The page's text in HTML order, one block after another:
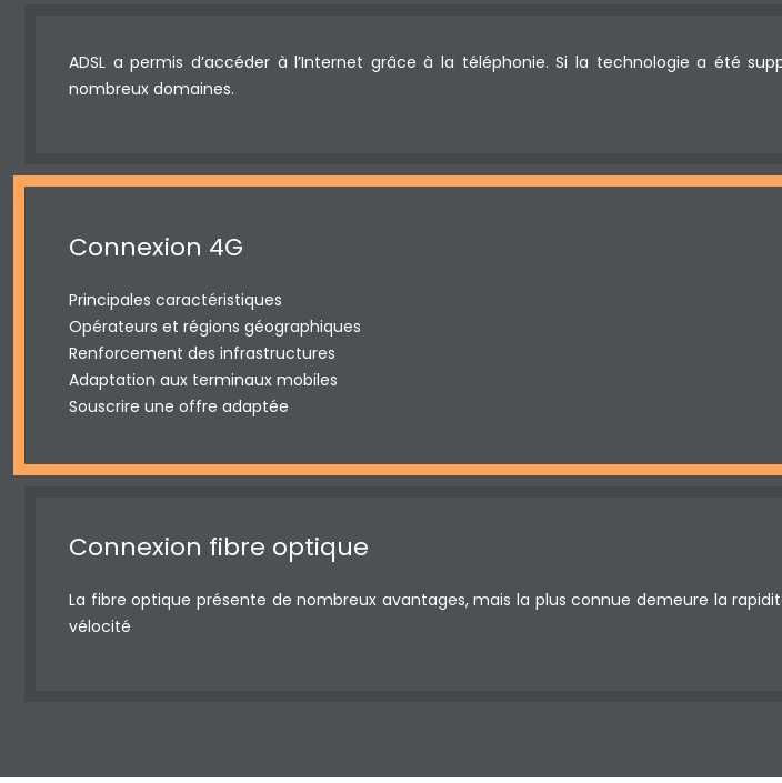
ADSL a permis d’accéder à l’Internet grâce à la téléphonie. Si la technologie a été
nombreux domaines.
Connexion 4G
Principales caractéristiques
Opérateurs et régions géographiques
Renforcement des infrastructures
Adaptation aux terminaux mobiles
Souscrire une offre adaptée
Connexion fibre optique
La fibre optique présente de nombreux avantages, mais la plus connue demeure la
vélocité